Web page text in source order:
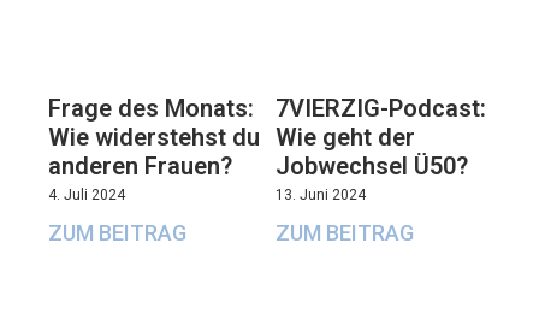
Frage des Monats:
Wie widerstehst du
anderen Frauen?
4. Juli 2024
ZUM BEITRAG
7VIERZIG-Podcast:
Wie geht der
Jobwechsel Ü50?
13. Juni 2024
ZUM BEITRAG